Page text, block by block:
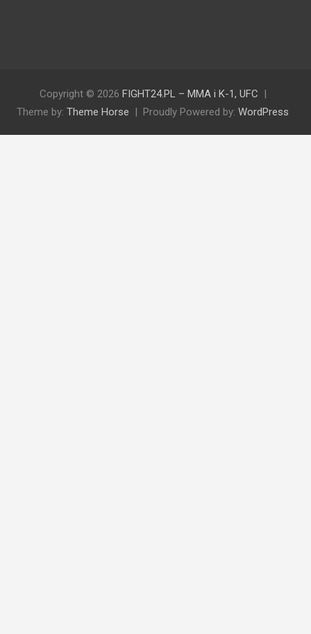
Copyright © 2026 FIGHT24.PL – MMA i K-1, UFC
Theme by: Theme Horse Proudly Powered by: WordPress